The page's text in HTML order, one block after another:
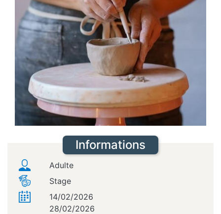
Informations
Adulte
Stage
14/02/2026
28/02/2026